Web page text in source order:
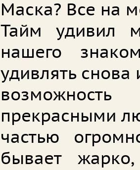
Маска? Все на
Тайм удивил
нашего
удивлять снова
прекрасными
частью
бывает